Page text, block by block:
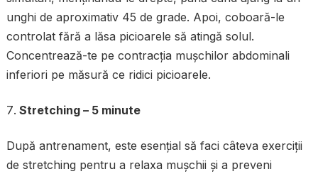
unghi de aproximativ 45 de grade. Apoi, coboară-le
controlat fără a lăsa picioarele să atingă solul.
Concentrează-te pe contracția mușchilor abdominali
inferiori pe măsură ce ridici picioarele.
Stretching – 5 minute
După antrenament, este esențial să faci câteva exerciții
de stretching pentru a relaxa mușchii și a preveni